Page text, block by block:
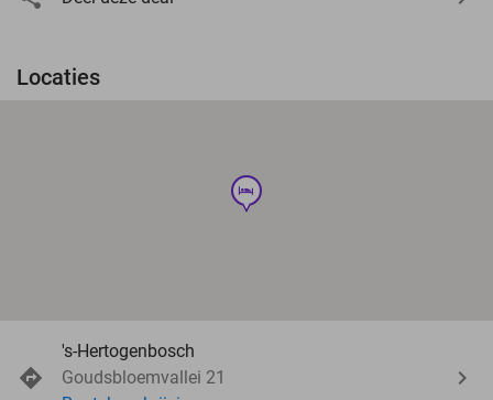
Locaties
hotel
's-Hertogenbosch
Goudsbloemvallei 21